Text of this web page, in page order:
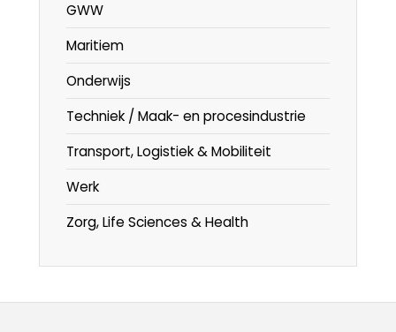
GWW
Maritiem
Onderwijs
Techniek / Maak- en procesindustrie
Transport, Logistiek & Mobiliteit
Werk
Zorg, Life Sciences & Health